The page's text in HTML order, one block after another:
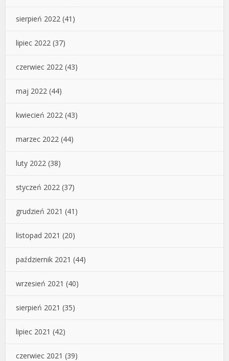
sierpień 2022 (41)
lipiec 2022 (37)
czerwiec 2022 (43)
maj 2022 (44)
kwiecień 2022 (43)
marzec 2022 (44)
luty 2022 (38)
styczeń 2022 (37)
grudzień 2021 (41)
listopad 2021 (20)
październik 2021 (44)
wrzesień 2021 (40)
sierpień 2021 (35)
lipiec 2021 (42)
czerwiec 2021 (39)